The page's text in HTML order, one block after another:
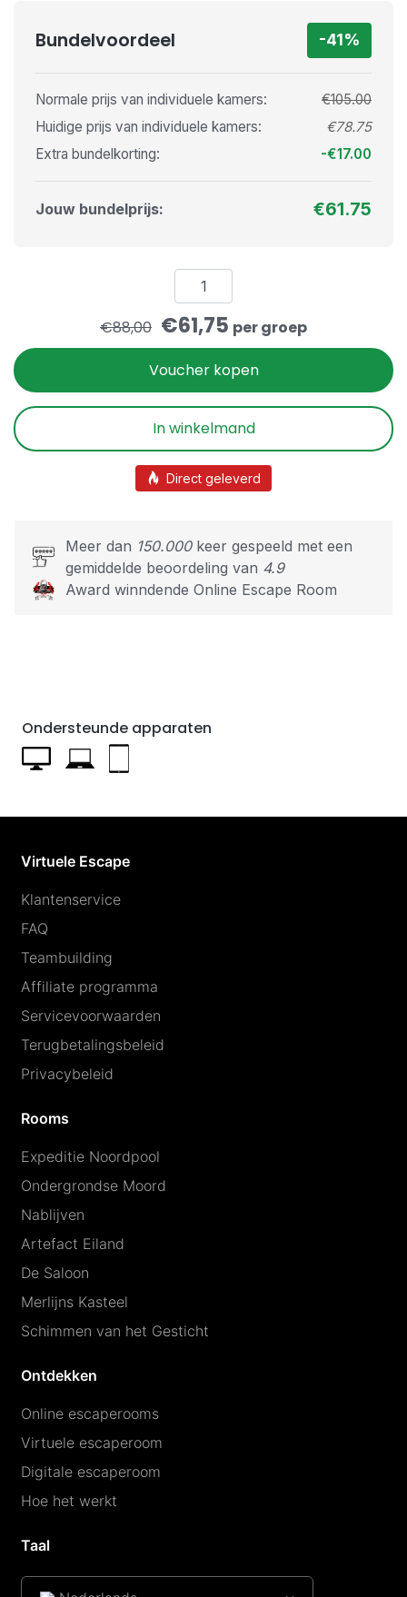
Hoe het werkt
Inloggen
Aanmelden
Bundelvoordeel -41%
Normale prijs van individuele kamers:
€105.00
Huidige prijs van individuele kamers:
€78.75
Extra bundelkorting:
-€17.00
Jouw bundelprijs: €61.75
€88,00 €61,75 per groep
Voucher kopen
In winkelmand
Direct geleverd
Meer dan 150.000keer gespeeld met een
gemiddelde beoordeling van 4.9
Award winndende Online Escape Room
Ondersteunde apparaten
Computer
Virtuele Escape
Klantenservice
FAQ
Teambuilding
Affiliate programma
Servicevoorwaarden
Terugbetalingsbeleid
Privacybeleid
Rooms
Expeditie Noordpool
Ondergrondse Moord
Nablijven
Artefact Eiland
De Saloon
Merlijns Kasteel
Schimmen van het Gesticht
Ontdekken
Online escaperooms
Virtuele escaperoom
Digitale escaperoom
Hoe het werkt
Taal